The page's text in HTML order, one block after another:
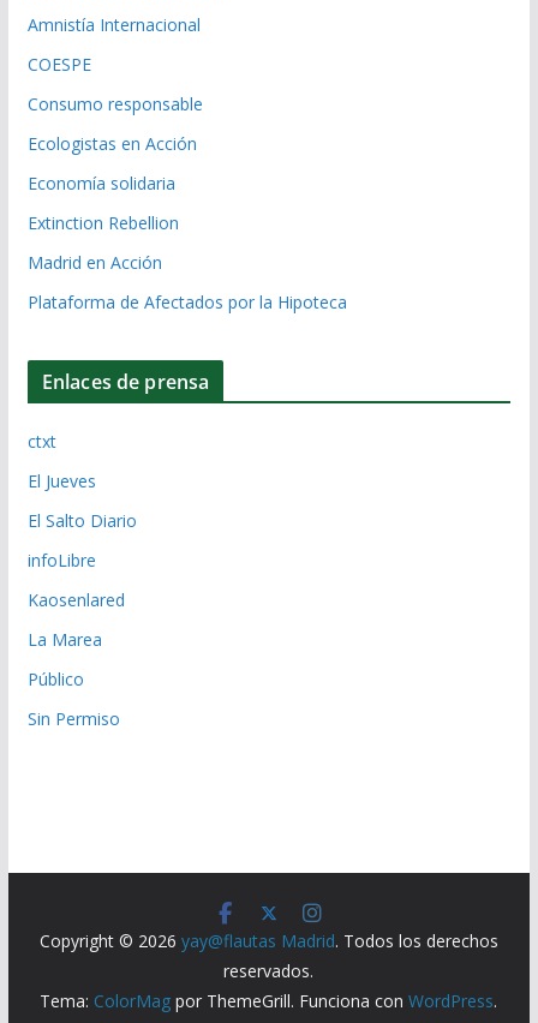
Amnistía Internacional
COESPE
Consumo responsable
Ecologistas en Acción
Economía solidaria
Extinction Rebellion
Madrid en Acción
Plataforma de Afectados por la Hipoteca
Enlaces de prensa
ctxt
El Jueves
El Salto Diario
infoLibre
Kaosenlared
La Marea
Público
Sin Permiso
Copyright © 2026 yay@flautas Madrid. Todos los derechos
reservados.
Tema: ColorMag por ThemeGrill. Funciona conWordPress.